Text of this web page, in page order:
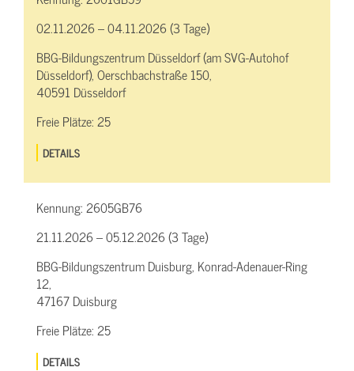
02.11.2026 – 04.11.2026 (3 Tage)
BBG-Bildungszentrum Düsseldorf (am SVG-Autohof
Düsseldorf), Oerschbachstraße 150,
40591 Düsseldorf
Freie Plätze:25
DETAILS
Kennung:2605GB76
21.11.2026 – 05.12.2026 (3 Tage)
BBG-Bildungszentrum Duisburg, Konrad-Adenauer-Ring
12,
47167 Duisburg
Freie Plätze:25
DETAILS